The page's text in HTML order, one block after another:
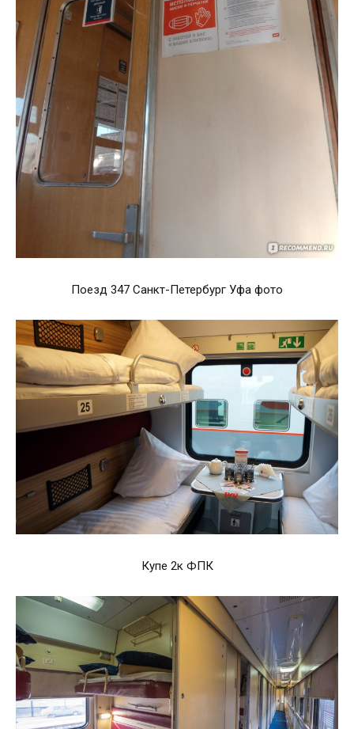
Поезд 347 Санкт-Петербург Уфа фото
Купе 2к ФПК